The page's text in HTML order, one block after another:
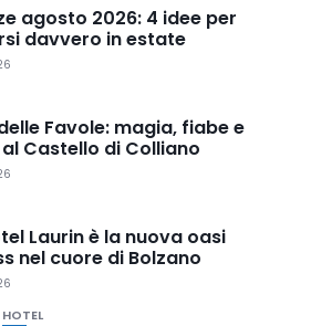
agosto 2026: 4 idee per
davvero in estate
Favole: magia, fiabe e
Castello di Colliano
Laurin è la nuova oasi
nel cuore di Bolzano
HOTEL